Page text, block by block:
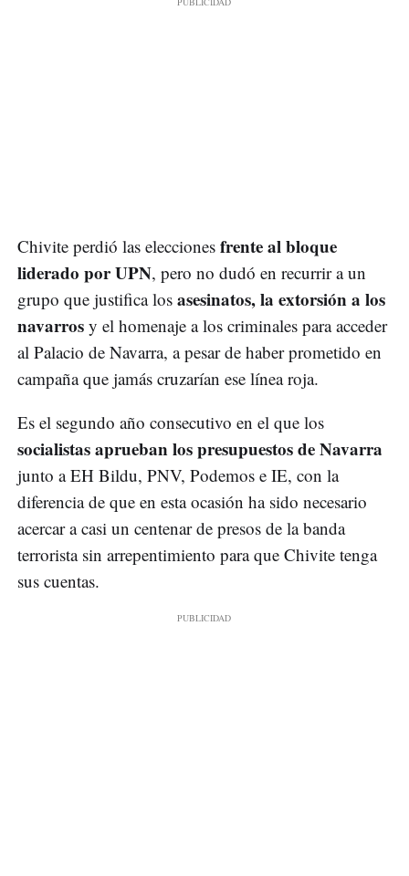
Chivite perdió las elecciones frente al bloque
liderado por UPN, pero no dudó en recurrir a un
grupo que justifica los asesinatos, la extorsión a los
navarros y el homenaje a los criminales para acceder
al Palacio de Navarra, a pesar de haber prometido en
campaña que jamás cruzarían ese línea roja.
Es el segundo año consecutivo en el que los
socialistas aprueban los presupuestos de Navarra
junto a EH Bildu, PNV, Podemos e IE, con la
diferencia de que en esta ocasión ha sido necesario
acercar a casi un centenar de presos de la banda
terrorista sin arrepentimiento para que Chivite tenga
sus cuentas.